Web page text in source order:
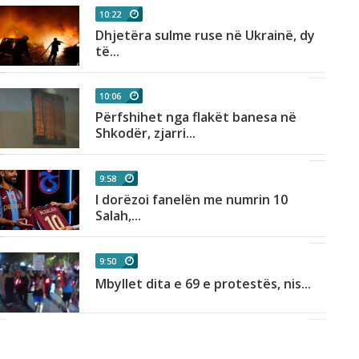
10:22
Dhjetëra sulme ruse në Ukrainë, dy
të...
10:06
Përfshihet nga flakët banesa në
Shkodër, zjarri...
9:58
I dorëzoi fanelën me numrin 10
Salah,...
9:50
Mbyllet dita e 69 e protestës, nis...